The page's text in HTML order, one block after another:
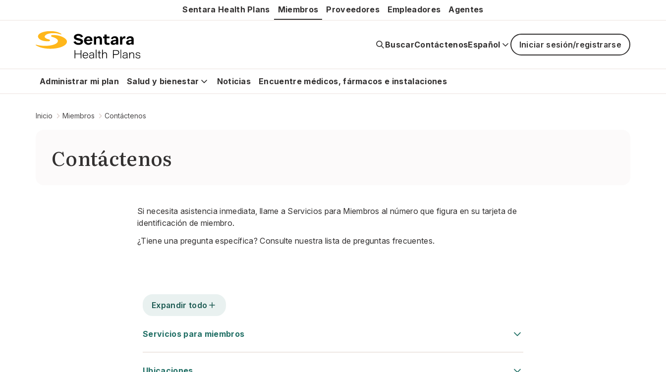
Sentara Health Plans Miembros Proveedores Empleadores Agentes
BuscarContáctenosEspañol Iniciar sesión/registrarse
Administrar mi plan Salud y bienestar Noticias Encuentre médicos, fármacos e instalaciones
Inicio Miembros Contáctenos
Contáctenos
Si necesita asistencia inmediata, llame a Servicios para Miembros al número que figura en su tarjeta de
identificación de miembro.
¿Tiene una pregunta específica?Consulte nuestra lista de preguntas frecuentes.
Expandir todo
Servicios para miembros